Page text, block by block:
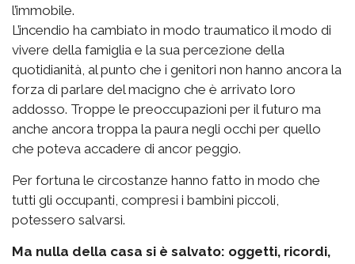
l’immobile.
L’incendio ha cambiato in modo traumatico il modo di
vivere della famiglia e la sua percezione della
quotidianità, al punto che i genitori non hanno ancora la
forza di parlare del macigno che è arrivato loro
addosso. Troppe le preoccupazioni per il futuro ma
anche ancora troppa la paura negli occhi per quello
che poteva accadere di ancor peggio.
Per fortuna le circostanze hanno fatto in modo che
tutti gli occupanti, compresi i bambini piccoli,
potessero salvarsi.
Ma nulla della casa si è salvato: oggetti, ricordi,